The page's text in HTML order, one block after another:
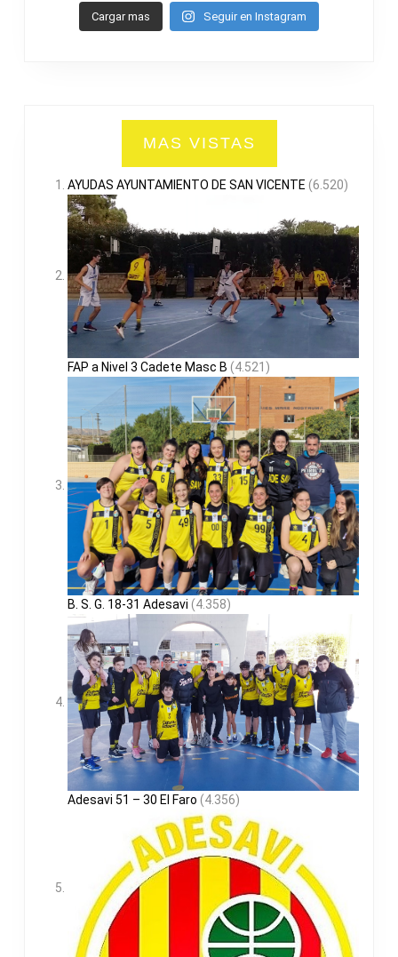
Cargar mas Seguir en Instagram
MAS VISTAS
AYUDAS AYUNTAMIENTO DE SAN VICENTE (6.520)
FAP a Nivel 3 Cadete Masc B (4.521)
B. S. G. 18-31 Adesavi (4.358)
Adesavi 51 – 30 El Faro (4.356)